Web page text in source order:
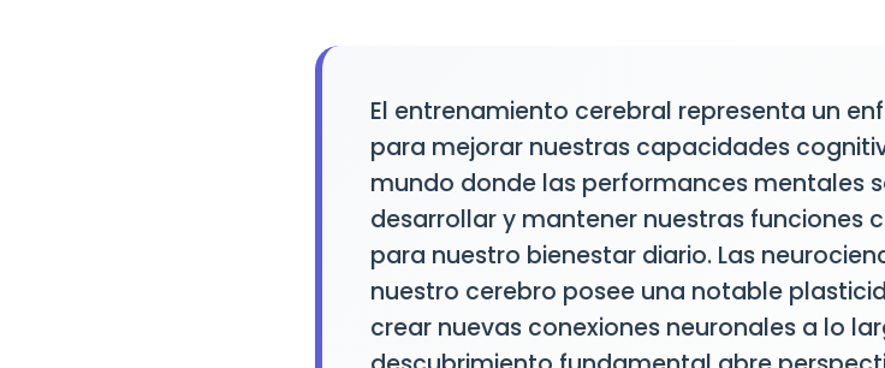
El entrenamiento cerebral representa un
para mejorar nuestras capacidades
mundo donde las performances mentales
desarrollar y mantener nuestras funciones
para nuestro bienestar diario. Las
nuestro cerebro posee una notable
crear nuevas conexiones neuronales a lo